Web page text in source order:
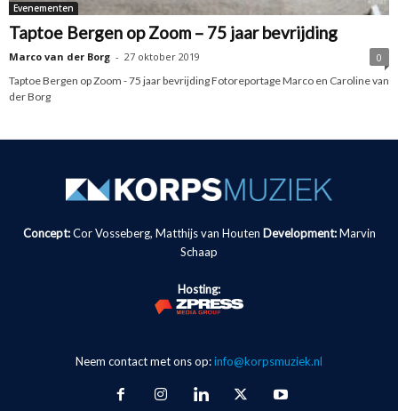
Evenementen
Taptoe Bergen op Zoom – 75 jaar bevrijding
Marco van der Borg - 27 oktober 2019
0
Taptoe Bergen op Zoom - 75 jaar bevrijding Fotoreportage Marco en Caroline van
der Borg
Concept:Cor Vosseberg, Matthijs van Houten Development: Marvin
Schaap
Hosting:
Neem contact met ons op:info@korpsmuziek.nl